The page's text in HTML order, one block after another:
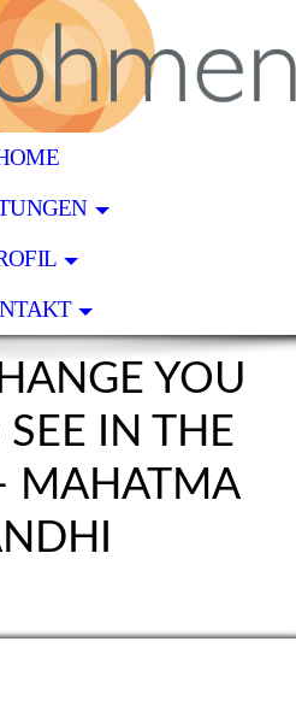
YOU
IN THE
MAHATMA